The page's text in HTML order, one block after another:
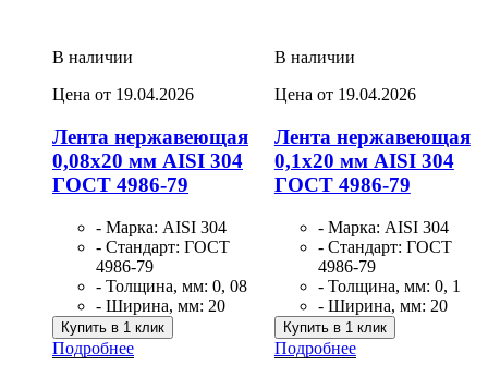
В наличии
Цена от 19.04.2026
Лента нержавеющая
0,08х20 мм AISI 304
ГОСТ 4986-79
- Марка: AISI 304
- Стандарт: ГОСТ
4986-79
- Толщина, мм: 0, 08
- Ширина, мм: 20
Купить в 1 клик
Подробнее
В наличии
Цена от 19.04.2026
Лента нержавеющая
0,1х20 мм AISI 304
ГОСТ 4986-79
- Марка: AISI 304
- Стандарт: ГОСТ
4986-79
- Толщина, мм: 0, 1
- Ширина, мм: 20
Купить в 1 клик
Подробнее